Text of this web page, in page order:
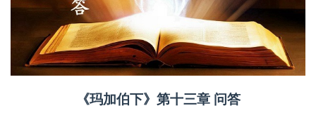
《玛加伯下》第十三章 问答